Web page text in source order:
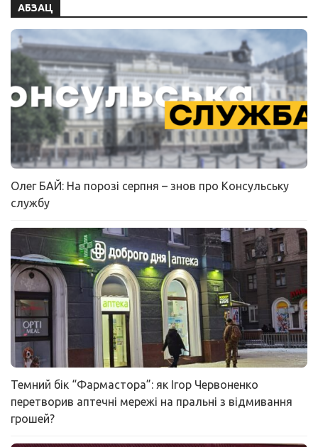
АБЗАЦ
Олег БАЙ: На порозі серпня – знов про Консульську
службу
Темний бік “Фармастора”: як Ігор Червоненко
перетворив аптечні мережі на пральні з відмивання
грошей?